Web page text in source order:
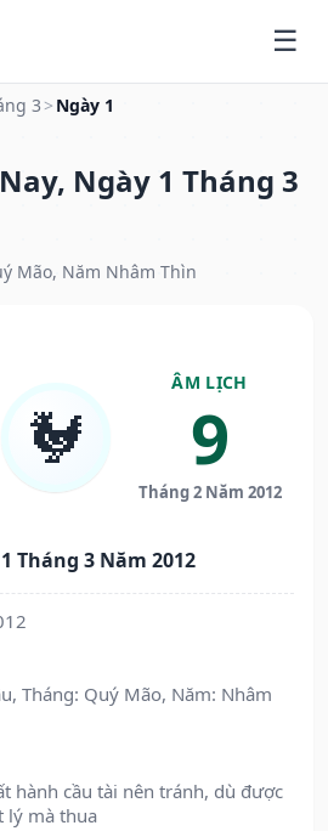
3 > Ngày 1
Ngày 1 Tháng 3
Mão, Năm Nhâm Thìn
🐓
ÂM LỊCH
9
Tháng 2 Năm 2012
Tháng 3 Năm 2012
Tháng: Quý Mão, Năm: Nhâm
hành cầu tài nên tránh, dù được
lý mà thua